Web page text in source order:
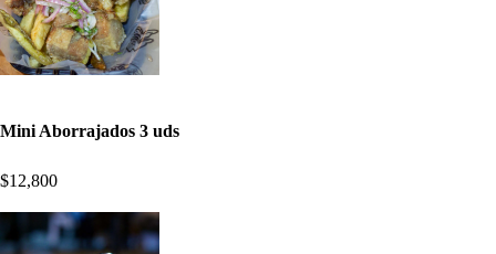
Mini Aborrajados 3 uds
$12,800